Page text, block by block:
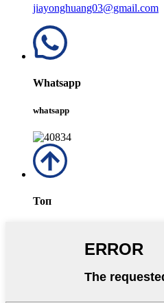
jiayonghuang03@gmail.com
Whatsapp
whatsapp
Топ